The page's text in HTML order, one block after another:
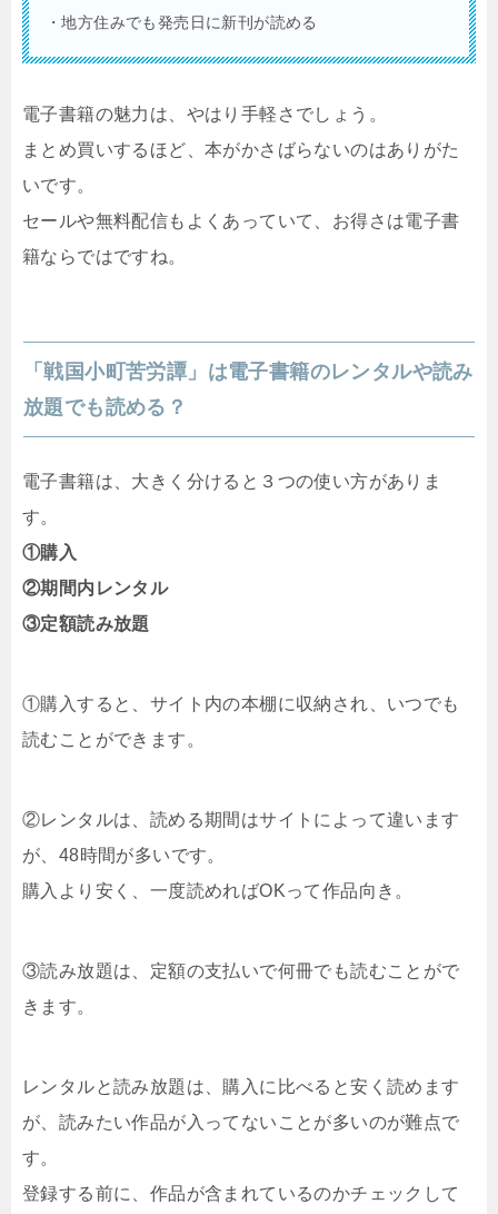
・地方住みでも発売日に新刊が読める
電子書籍の魅力は、やはり手軽さでしょう。
まとめ買いするほど、本がかさばらないのはありがた
いです。
セールや無料配信もよくあっていて、お得さは電子書
籍ならではですね。
「戦国小町苦労譚」は電子書籍のレンタルや読み
放題でも読める？
電子書籍は、大きく分けると３つの使い方がありま
す。
①購入
②期間内レンタル
③定額読み放題
①購入すると、サイト内の本棚に収納され、いつでも
読むことができます。
②レンタルは、読める期間はサイトによって違います
が、48時間が多いです。
購入より安く、一度読めればOKって作品向き。
③読み放題は、定額の支払いで何冊でも読むことがで
きます。
レンタルと読み放題は、購入に比べると安く読めます
が、読みたい作品が入ってないことが多いのが難点で
す。
登録する前に、作品が含まれているのかチェックして